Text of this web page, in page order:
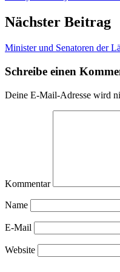
Nächster Beitrag
Minister und Senatoren der
Schreibe einen
Deine E-Mail-Adresse wird
Kommentar
Name
E-Mail
Website